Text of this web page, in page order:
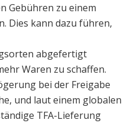
Gebühren zu einem
Dies kann dazu führen,
abgefertigt
Waren zu schaffen.
bei der Freigabe
und laut einem globalen
TFA-Lieferung